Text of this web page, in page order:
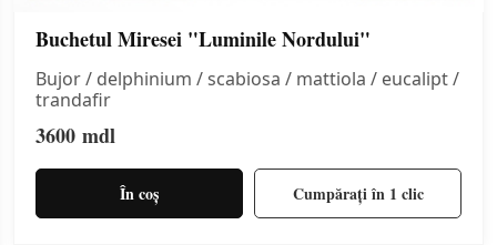
Buchetul Miresei "Luminile Nordului"
Bujor / delphinium / scabiosa / mattiola / eucalipt /
trandafir
3600 mdl
În coș Cumpărați în 1 clic